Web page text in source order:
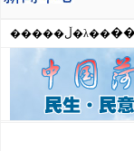
�����ڵ�λ��